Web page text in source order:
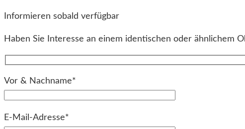
Informieren sobald verfügbar
Haben Sie Interesse an einem identischen oder ähnlichem
Vor & Nachname*
E-Mail-Adresse*